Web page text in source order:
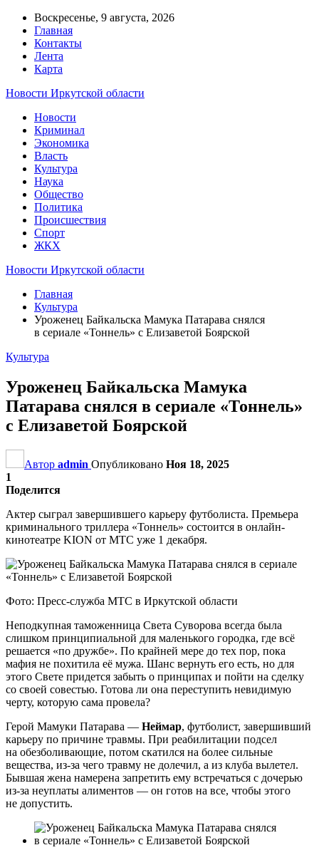
Воскресенье, 9 августа, 2026
Главная
Контакты
Лента
Карта
Новости Иркутской области
Новости
Криминал
Экономика
Власть
Культура
Наука
Общество
Политика
Происшествия
Спорт
ЖКХ
Новости Иркутской области
Главная
Культура
Уроженец Байкальска Мамука Патарава снялся
в сериале «Тоннель» с Елизаветой Боярской
Культура
Уроженец Байкальска Мамука
Патарава снялся в сериале «Тоннель»
с Елизаветой Боярской
Автор admin Опубликовано Ноя 18, 2025
1
Поделится
Актер сыграл завершившего карьеру футболиста. Премьера
криминального триллера «Тоннель» состоится в онлайн-
кинотеатре KION от МТС уже 1 декабря.
Фото: Пресс-служба МТС в Иркутской области
Неподкупная таможенница Света Суворова всегда была
слишком принципиальной для маленького городка, где всё
решается «по дружбе». По крайней мере до тех пор, пока
мафия не похитила её мужа. Шанс вернуть его есть, но для
этого Свете придется забыть о принципах и пойти на сделку
со своей совестью. Готова ли она переступить невидимую
черту, которую сама провела?
Герой Мамуки Патарава — Неймар, футболист, завершивший
карьеру по причине травмы. При реабилитации подсел
на обезболивающие, потом скатился на более сильные
вещества, из-за чего травму не долечил, а из клуба вылетел.
Бывшая жена намерена запретить ему встречаться с дочерью
из-за неуплаты алиментов — он готов на все, чтобы этого
не допустить.